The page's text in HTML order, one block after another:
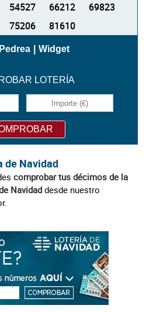
54527 66212
69823
75206 81610
Widget
LOTERÍA
de Navidad
comprobar tus décimos de la
Navidaddesde nuestro